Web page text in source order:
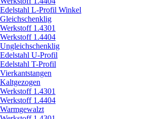
Edelstahl L-Profil Winkel
Gleichschenklig
Werkstoff 1.4301
Werkstoff 1.4404
Ungleichschenklig
Edelstahl U-Profil
Edelstahl T-Profil
Vierkantstangen
Kaltgezogen
Werkstoff 1.4301
Werkstoff 1.4404
Warmgewalzt